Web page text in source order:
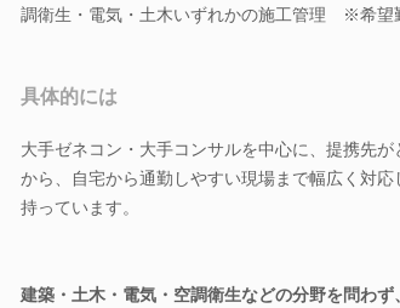
調衛生・電気・土木いずれかの施工管理 ※希望
具体的には
大手ゼネコン・大手コンサルを中心に、提携先
から、自宅から通勤しやすい現場まで幅広く対
持っています。
建築・土木・電気・空調衛生などの分野を問わず